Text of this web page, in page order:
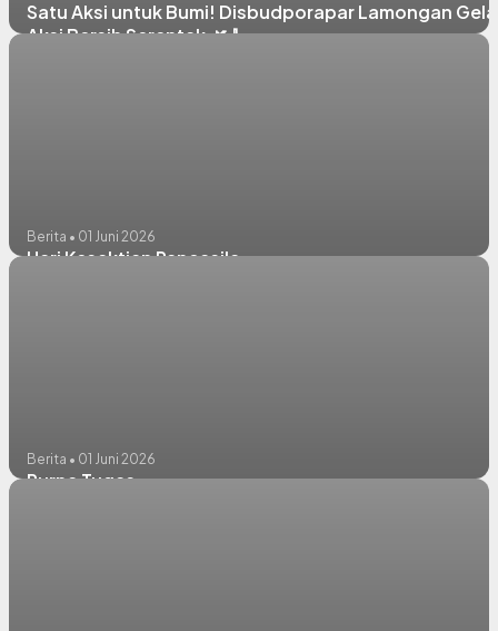
Satu Aksi untuk Bumi! Disbudporapar Lamongan
Aksi Bersih Serentak 🌿🧹
Berita • 01 Juni 2026
Hari Kesaktian Pancasila
Berita • 01 Juni 2026
Purna Tugas